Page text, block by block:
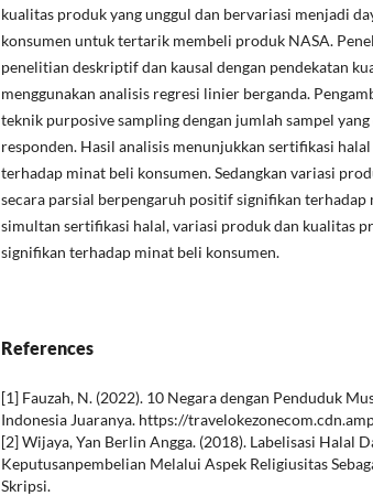
kualitas produk yang unggul dan bervariasi menjadi
konsumen untuk tertarik membeli produk NASA.
penelitian deskriptif dan kausal dengan pendekatan
menggunakan analisis regresi linier berganda.
teknik purposive sampling dengan jumlah sampel
responden. Hasil analisis menunjukkan sertifikasi
terhadap minat beli konsumen. Sedangkan variasi
secara parsial berpengaruh positif signifikan terhadap
simultan sertifikasi halal, variasi produk dan kualitas
signifikan terhadap minat beli konsumen.
References
[1] Fauzah, N. (2022). 10 Negara dengan Penduduk
Indonesia Juaranya. https://
[2] Wijaya, Yan Berlin Angga. (2018). Labelisasi Halal
Keputusanpembelian Melalui Aspek Religiusitas
Skripsi.